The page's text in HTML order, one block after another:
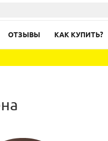
ОТЗЫВЫ КАК КУПИТЬ?